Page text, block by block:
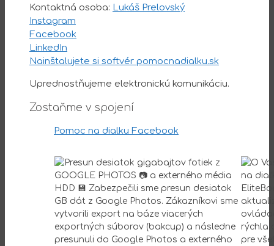
Kontaktná osoba: Lukáš Prelovský
Instagram
Facebook
LinkedIn
Nainštalujete si softvér pomocnadialku.sk
Uprednostňujeme elektronickú komunikáciu.
Zostaňme v spojení
Pomoc na dialku Facebook